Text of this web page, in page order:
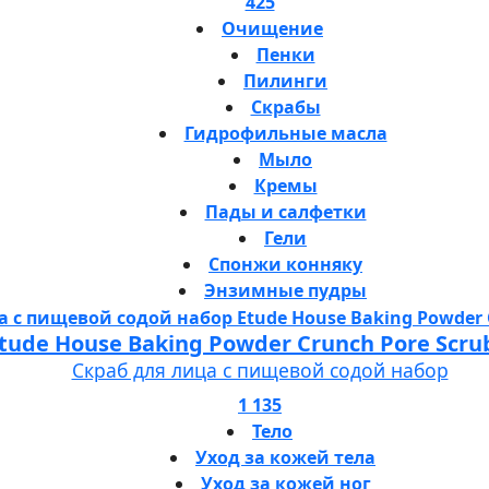
Очищение
Пенки
Пилинги
Скрабы
Гидрофильные масла
Мыло
Кремы
Пады и салфетки
Гели
Спонжи конняку
Энзимные пудры
House Baking Powder Crunch Pore
Скраб для лица с пищевой содой набор
1 135
Тело
Уход за кожей тела
Уход за кожей ног